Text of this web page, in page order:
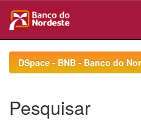
navigationDSpace - BNB - Banco do
Pesquisar